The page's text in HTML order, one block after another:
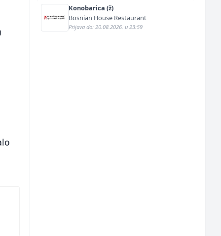
Konobarica (ž)
Bosnian House Restaurant
Prijava do: 20.08.2026. u 23:59